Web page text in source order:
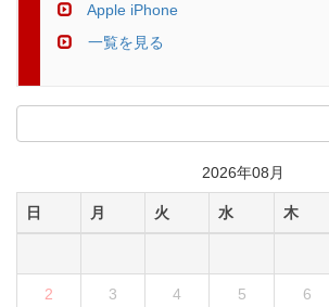
Apple iPhone
一覧を見る
2026年08月
日 月 火 水 木
2 3 4 5 6